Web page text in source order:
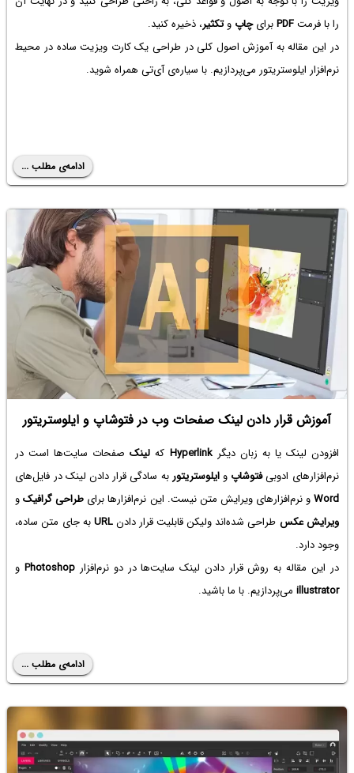
را با فرمتPDFبرایچاپ وتکثیر، ذخیره کنید.
در این مقاله به آموزش اصول کلی در طراحی یک کارت ویزیت ساده در محیط
نرم‌افزار ایلوستریتور می‌پردازیم. با سیاره‌ی آی‌تی همراه شوید.
ادامه‌ی مطلب ...
آموزش قرار دادن لینک صفحات وب در فتوشاپ و ایلوستریتور
افزودن لینک یا به زبان دیگرHyperlink که لینکصفحات سایت‌ها است در
نرم‌افزارهای ادوبیفتوشاپ وایلوستریتور به سادگی قرار دادن لینک در فایل‌های
Wordو نرم‌افزارهای ویرایش متن نیست. این نرم‌افزارها برای طراحی گرافیکو
ویرایش عکس طراحی شده‌اند ولیکن قابلیت قرار دادنURLبه جای متن ساده،
وجود دارد.
در این مقاله به روش قرار دادن لینک سایت‌ها در دو نرم‌افزار Photoshopو
illustrator می‌پردازیم. با ما باشید.
ادامه‌ی مطلب ...